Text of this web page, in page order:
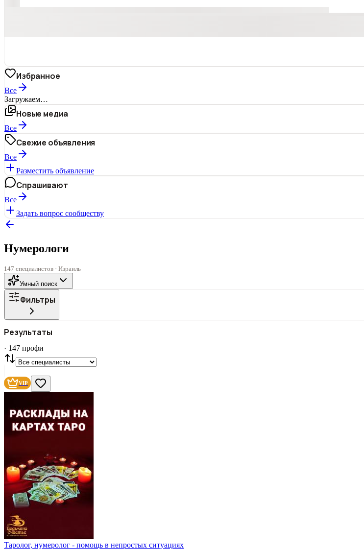
Избранное
Все
Загружаем…
Новые медиа
Все
Свежие объявления
Все
Разместить объявление
Спрашивают
Все
Задать вопрос сообществу
Нумерологи
147 специалистов · Израиль
Умный поиск
Фильтры
СТАТУС
Нашли 147
Сбросить
Результаты
· 147 профи
VIP
Таролог, нумеролог - помощь в непростых ситуациях